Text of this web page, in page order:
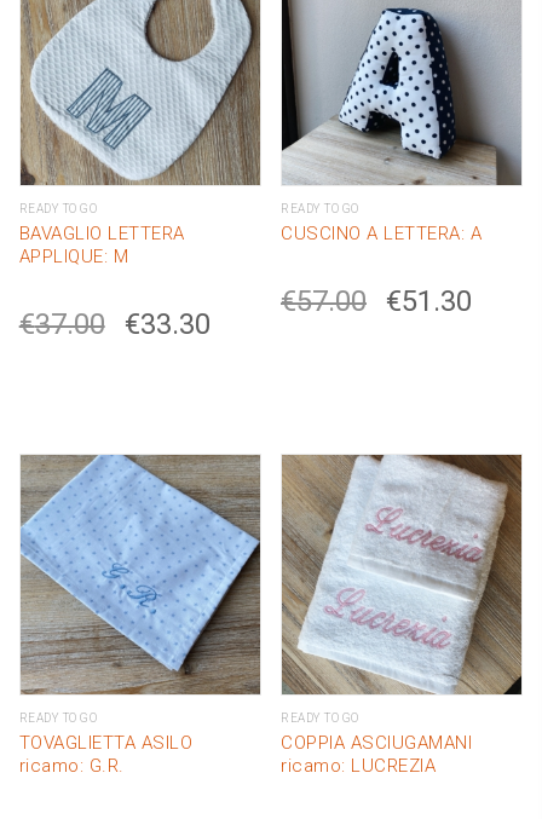
READY TO GO
BAVAGLIO LETTERA
APPLIQUE: M
€37.00 €33.30
READY TO GO
CUSCINO A LETTERA: A
€57.00 €51.30
READY TO GO
TOVAGLIETTA ASILO
ricamo: G.R.
READY TO GO
COPPIA ASCIUGAMANI
ricamo: LUCREZIA